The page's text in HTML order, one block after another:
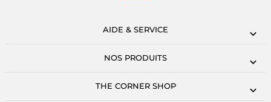
AIDE & SERVICE
NOS PRODUITS
THE CORNER SHOP